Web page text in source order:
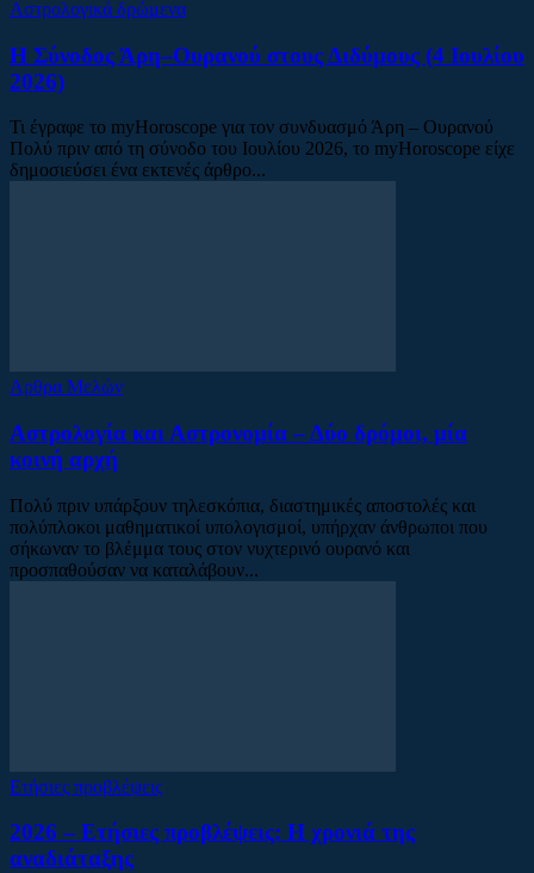
Αστρολογικά δρώμενα
Η Σύνοδος Άρη–Ουρανού στους Διδύμους (4 Ιουλίου
2026)
Τι έγραφε το myHoroscope για τον συνδυασμό Άρη – Ουρανού
Πολύ πριν από τη σύνοδο του Ιουλίου 2026, το myHoroscope είχε
δημοσιεύσει ένα εκτενές άρθρο...
Αρθρα Μελών
Αστρολογία και Αστρονομία – Δύο δρόμοι, μία
κοινή αρχή
Πολύ πριν υπάρξουν τηλεσκόπια, διαστημικές αποστολές και
πολύπλοκοι μαθηματικοί υπολογισμοί, υπήρχαν άνθρωποι που
σήκωναν το βλέμμα τους στον νυχτερινό ουρανό και
προσπαθούσαν να καταλάβουν...
Ετήσιες προβλέψεις
2026 – Ετήσιες προβλέψεις: Η χρονιά της
αναδιάταξης